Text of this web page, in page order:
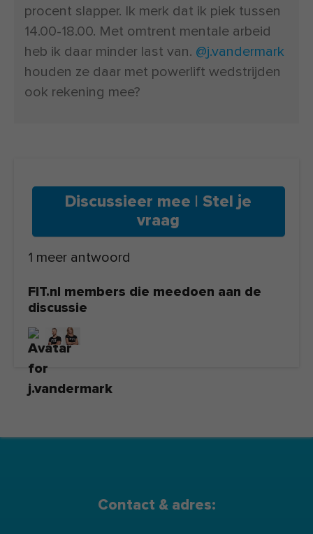
procent slapper. Ik merk dat ik piek tussen
14.00-18.00. Met omtrent mentale arbeid
heb ik daar minder last van. @j.vandermark
houden ze daar met powerlift wedstrijden
ook rekening mee?
Discussieer mee | Stel je
vraag
1 meer antwoord
FIT.nl members die meedoen aan de
discussie
Contact & adres: